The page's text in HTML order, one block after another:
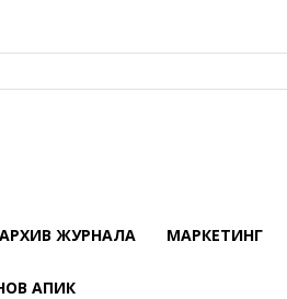
АРХИВ ЖУРНАЛА МАРКЕТИНГ
АПИК